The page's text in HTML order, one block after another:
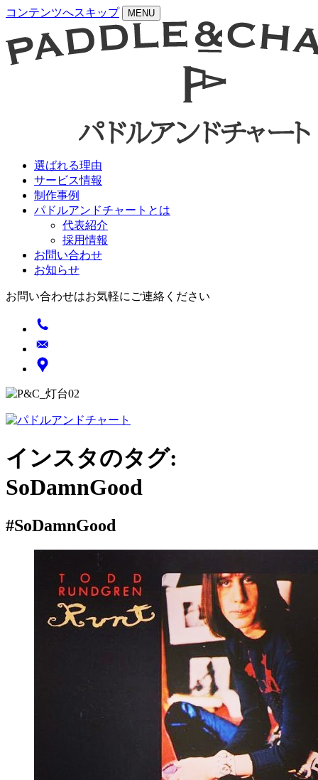
コンテンツへスキップ MENU
選ばれる理由
サービス情報
制作事例
パドルアンドチャートとは
代表紹介
採用情報
お問い合わせ
お知らせ
お問い合わせはお気軽にご連絡ください
インスタのタグ:
SoDamnGood
#SoDamnGood